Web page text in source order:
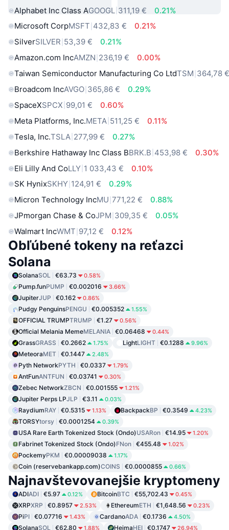
Alphabet Inc Class AGOOGL 311,19 €
0.21%
Microsoft CorpMSFT 432,83 €
0.21%
SilverSILVER 53,39 €
0.21%
Amazon.com IncAMZN 236,19 €
0.00%
Taiwan Semiconductor Manufacturing Co LtdTSM 364,78
Broadcom IncAVGO 365,86 €
0.29%
SpaceXSPCX 99,01 €
0.60%
Meta Platforms, Inc.META 511,25 €
0.11%
Tesla, Inc.TSLA 277,99 €
0.27%
Berkshire Hathaway Inc Class BBRK.B 453,98 €
0.30%
Eli Lilly And CoLLY 1 033,43 €
0.10%
SK HynixSKHY 124,91 €
0.29%
Micron Technology IncMU 771,22 €
0.88%
JPmorgan Chase & CoJPM 309,35 €
0.05%
Walmart IncWMT 97,12 € 0.12%
Obľúbené tokeny na reťazci
Solana
SolanaSOL €63.73 0.58%
Pump.funPUMP €0.002016 3.66%
JupiterJUP €0.162 0.86%
Pudgy PenguinsPENGU €0.005352 1.55%
OFFICIAL TRUMPTRUMP €1.27 0.56%
Official Melania MemeMELANIA €0.06468 0.44%
GrassGRASS €0.2662 1.75% LightLIGHT €0.1288 9.96%
MeteoraMET €0.1447 2.48%
Pyth NetworkPYTH €0.0337 1.79%
AntFunANTFUN €0.03741 0.30%
Zebec NetworkZBCN €0.001555 1.21%
Jupiter Perps LPJLP €3.11 0.03%
RaydiumRAY €0.5315 1.13% BackpackBP €0.3549 4.23%
TORSYtorsy €0.0001254 0.39%
USA Rare Earth Tokenized Stock (Ondo)USARon €14.95 1.20%
Fabrinet Tokenized Stock (Ondo)FNon €455.48 1.02%
PockemyPKM €0.00009038 1.17%
Coin (reservebankapp.com)COINS €0.0000855 0.66%
Najnavštevovanejšie kryptomeny
ADIADI €5.97 0.12% BitcoinBTC €55,702.43 0.45%
XRPXRP €0.8957 2.53% EthereumETH €1,648.56 0.23%
PiPI €0.07716 1.43% CardanoADA €0.1736 4.50%
SolanaSOL €62.80 1.88% HeimaHEI €0.1747 26.94%